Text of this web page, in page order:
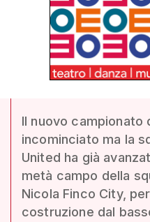
Il nuovo campionato
incominciato ma la
United ha già
metà campo della
Nicola Finco City,
costruzione dal